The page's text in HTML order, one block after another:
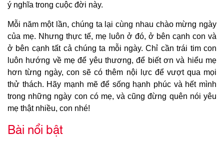
ý nghĩa trong cuộc đời này.
Mỗi năm một lần, chúng ta lại cùng nhau chào mừng ngày
của mẹ. Nhưng thực tế, mẹ luôn ở đó, ở bên cạnh con và
ở bên cạnh tất cả chúng ta mỗi ngày. Chỉ cần trái tim con
luôn hướng về mẹ để yêu thương, để biết ơn và hiểu mẹ
hơn từng ngày, con sẽ có thêm nội lực để vượt qua mọi
thử thách. Hãy mạnh mẽ để sống hạnh phúc và hết mình
trong những ngày con có mẹ, và cũng đừng quên nói yêu
mẹ thật nhiều, con nhé!
Bài nổi bật